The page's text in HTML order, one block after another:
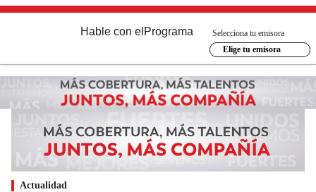
Hable con el Programa
Selecciona tu emisora
Elige tu emisora
Actualidad